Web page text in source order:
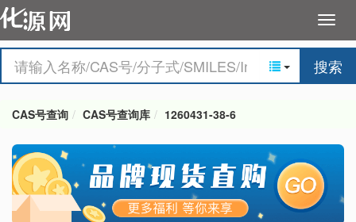
搜索
CAS号查询 CAS号查询库 1260431-38-6